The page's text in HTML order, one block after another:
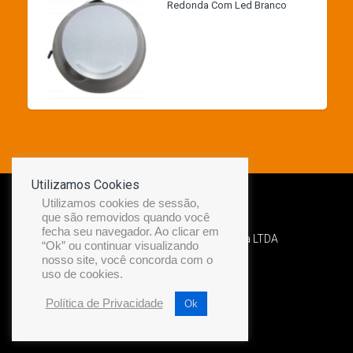
Redonda Com Led Branco
Desenvolvido por Diamond Náutica LTDA
Utilizamos Cookies
Utilizamos cookies de sessão,
que são removidos quando você
fecha seu navegador. Ao clicar em
“Ok” ou continuar visualizando
nosso site, você concorda com o
uso de cookies.
Política de Privacidade Ok